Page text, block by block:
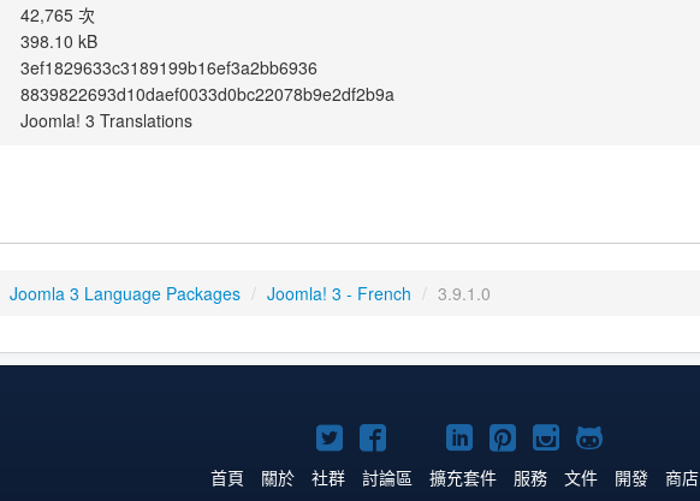
42,765 次
398.10 kB
3ef1829633c3189199b16ef3a2bb6936
8839822693d10daef0033d0bc22078b9e2df2b9a
Joomla! 3 Translations
Joomla 3 Language Packages / Joomla! 3 - French / 3.9.1.0
Twitter
上
Facebook
上
YouTube
上
Linkedln
上
Pinterest
上
Instagram
上
GitHub
上
首頁 關於 社群 討論區 擴充套件 服務 文件 開發 商店